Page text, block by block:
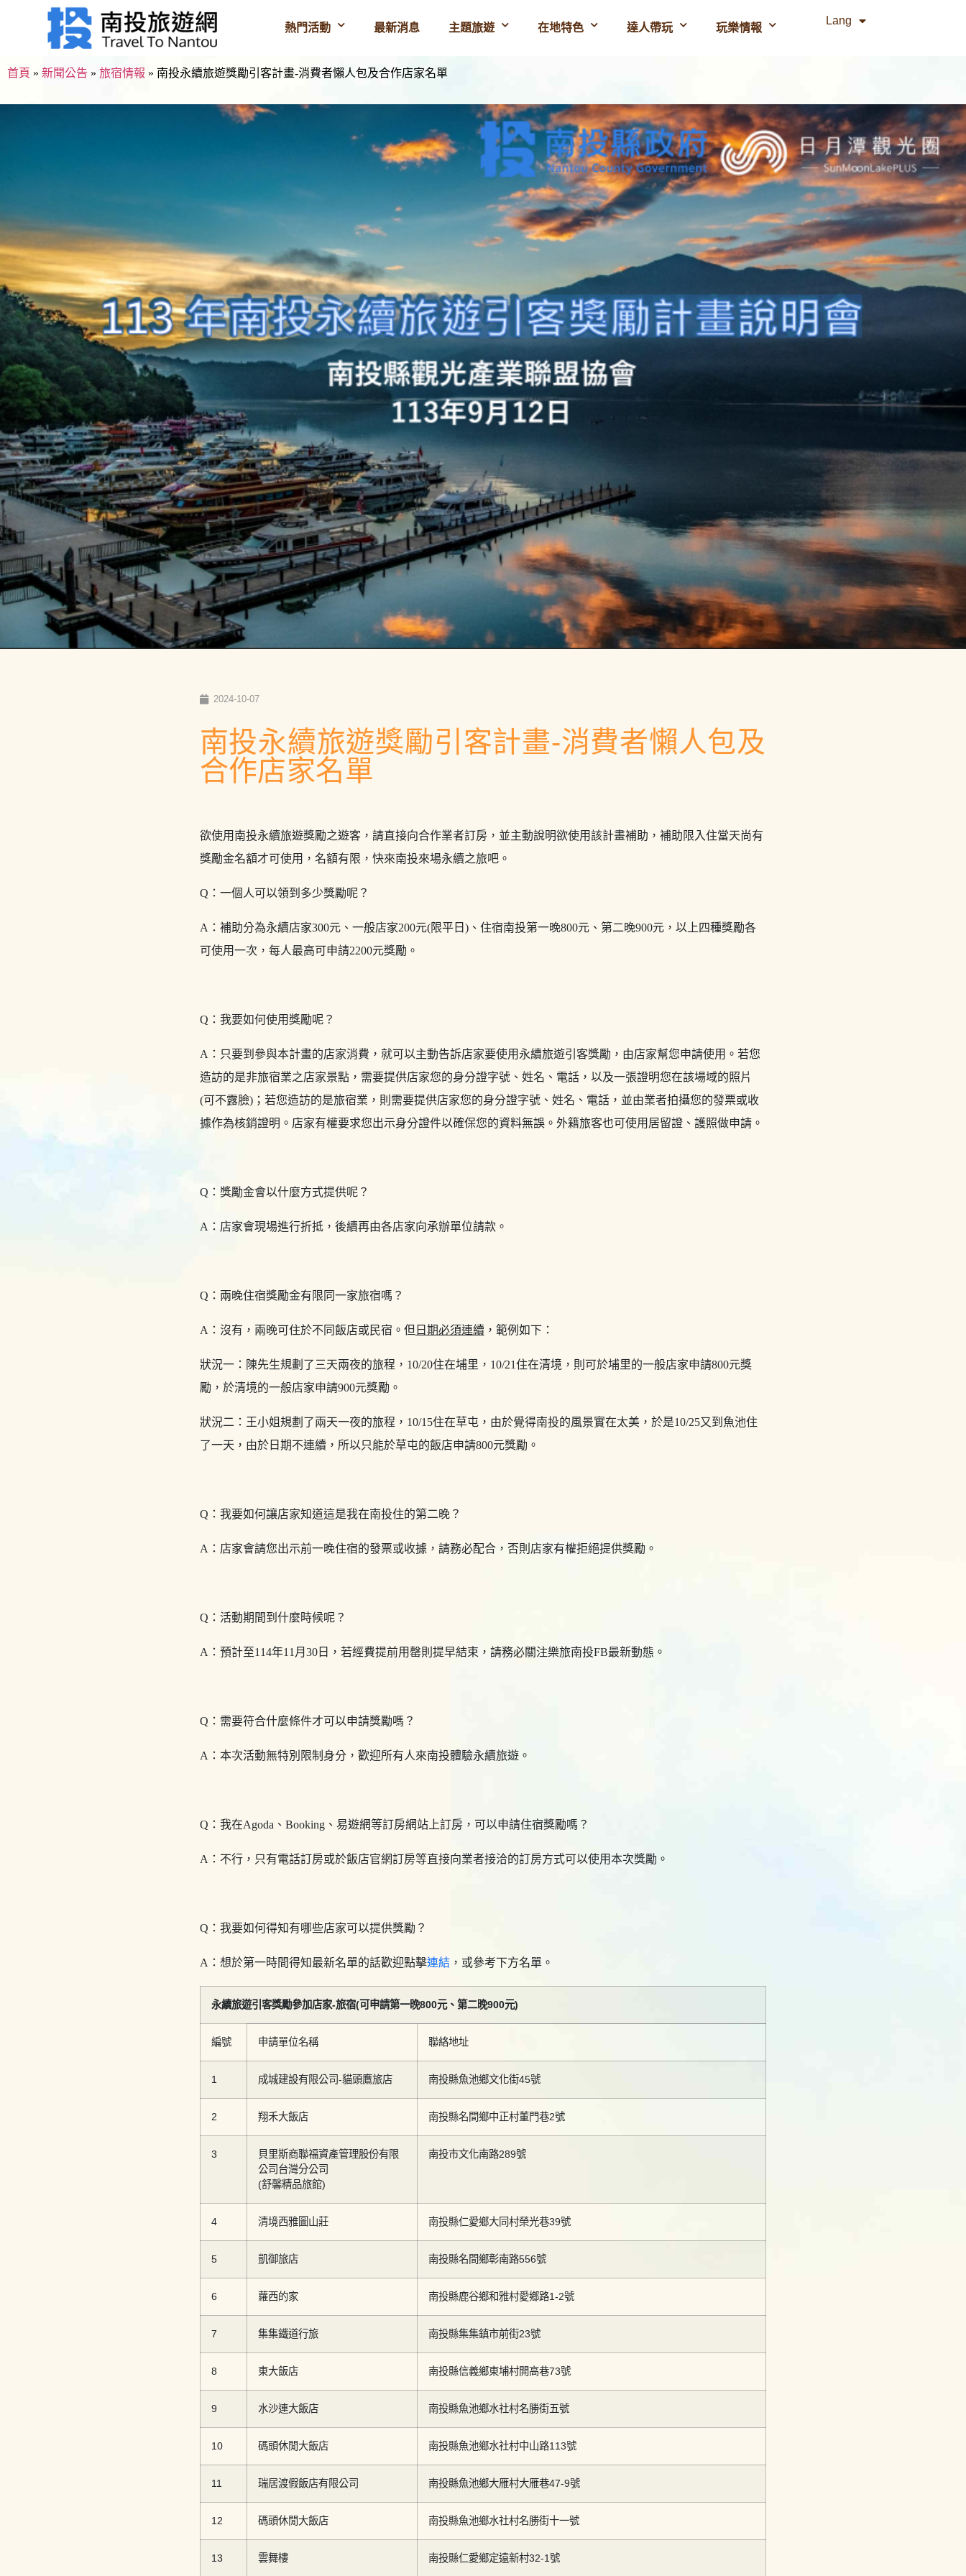
熱門活動 最新消息 主題旅遊 在地特色 達人帶玩 玩樂情報
Lang
首頁 » 新聞公告 » 旅宿情報 » 南投永續旅遊獎勵引客計畫-消費者懶人包及合作店家名單
2024-10-07
南投永續旅遊獎勵引客計畫-消費者懶人包及
合作店家名單
欲使用南投永續旅遊獎勵之遊客，請直接向合作業者訂房，並主動說明欲使用該計畫補助，補助限入住當天尚有
獎勵金名額才可使用，名額有限，快來南投來場永續之旅吧。
Q：一個人可以領到多少獎勵呢？
A：補助分為永續店家300元、一般店家200元(限平日)、住宿南投第一晚800元、第二晚900元，以上四種獎勵各
可使用一次，每人最高可申請2200元獎勵。
Q：我要如何使用獎勵呢？
A：只要到參與本計畫的店家消費，就可以主動告訴店家要使用永續旅遊引客獎勵，由店家幫您申請使用。若您
造訪的是非旅宿業之店家景點，需要提供店家您的身分證字號、姓名、電話，以及一張證明您在該場域的照片
(可不露臉)；若您造訪的是旅宿業，則需要提供店家您的身分證字號、姓名、電話，並由業者拍攝您的發票或收
據作為核銷證明。店家有權要求您出示身分證件以確保您的資料無誤。外籍旅客也可使用居留證、護照做申請。
Q：獎勵金會以什麼方式提供呢？
A：店家會現場進行折抵，後續再由各店家向承辦單位請款。
Q：兩晚住宿獎勵金有限同一家旅宿嗎？
A：沒有，兩晚可住於不同飯店或民宿。但 日期必須連續 ，範例如下：
狀況一：陳先生規劃了三天兩夜的旅程，10/20住在埔里，10/21住在清境，則可於埔里的一般店家申請800元獎
勵，於清境的一般店家申請900元獎勵。
狀況二：王小姐規劃了兩天一夜的旅程，10/15住在草屯，由於覺得南投的風景實在太美，於是10/25又到魚池住
了一天，由於日期不連續，所以只能於草屯的飯店申請800元獎勵。
Q：我要如何讓店家知道這是我在南投住的第二晚？
A：店家會請您出示前一晚住宿的發票或收據，請務必配合，否則店家有權拒絕提供獎勵。
Q：活動期間到什麼時候呢？
A：預計至114年11月30日，若經費提前用罄則提早結束，請務必關注樂旅南投FB最新動態。
Q：需要符合什麼條件才可以申請獎勵嗎？
A：本次活動無特別限制身分，歡迎所有人來南投體驗永續旅遊。
Q：我在Agoda、Booking、易遊網等訂房網站上訂房，可以申請住宿獎勵嗎？
A：不行，只有電話訂房或於飯店官網訂房等直接向業者接洽的訂房方式可以使用本次獎勵。
Q：我要如何得知有哪些店家可以提供獎勵？
A：想於第一時間得知最新名單的話歡迎點擊連結，或參考下方名單。
永續旅遊引客獎勵參加店家-旅宿(可申請第一晚800元、第二晚900元)
編號 申請單位名稱 聯絡地址
1 成城建設有限公司-貓頭鷹旅店 南投縣魚池鄉文化街45號
2 翔禾大飯店 南投縣名間鄉中正村董門巷2號
3
貝里斯商聯福資產管理股份有限
公司台灣分公司
(舒馨精品旅館)
南投市文化南路289號
4 清境西雅圖山莊 南投縣仁愛鄉大同村榮光巷39號
5 凱御旅店 南投縣名間鄉彰南路556號
6 蘿西的家 南投縣鹿谷鄉和雅村愛鄉路1-2號
7 集集鐵道行旅 南投縣集集鎮市前街23號
8 東大飯店 南投縣信義鄉東埔村開高巷73號
9 水沙連大飯店 南投縣魚池鄉水社村名勝街五號
10 碼頭休閒大飯店 南投縣魚池鄉水社村中山路113號
11 瑞居渡假飯店有限公司 南投縣魚池鄉大雁村大雁巷47-9號
12 碼頭休閒大飯店 南投縣魚池鄉水社村名勝街十一號
13 雲舞樓 南投縣仁愛鄉定遠新村32-1號